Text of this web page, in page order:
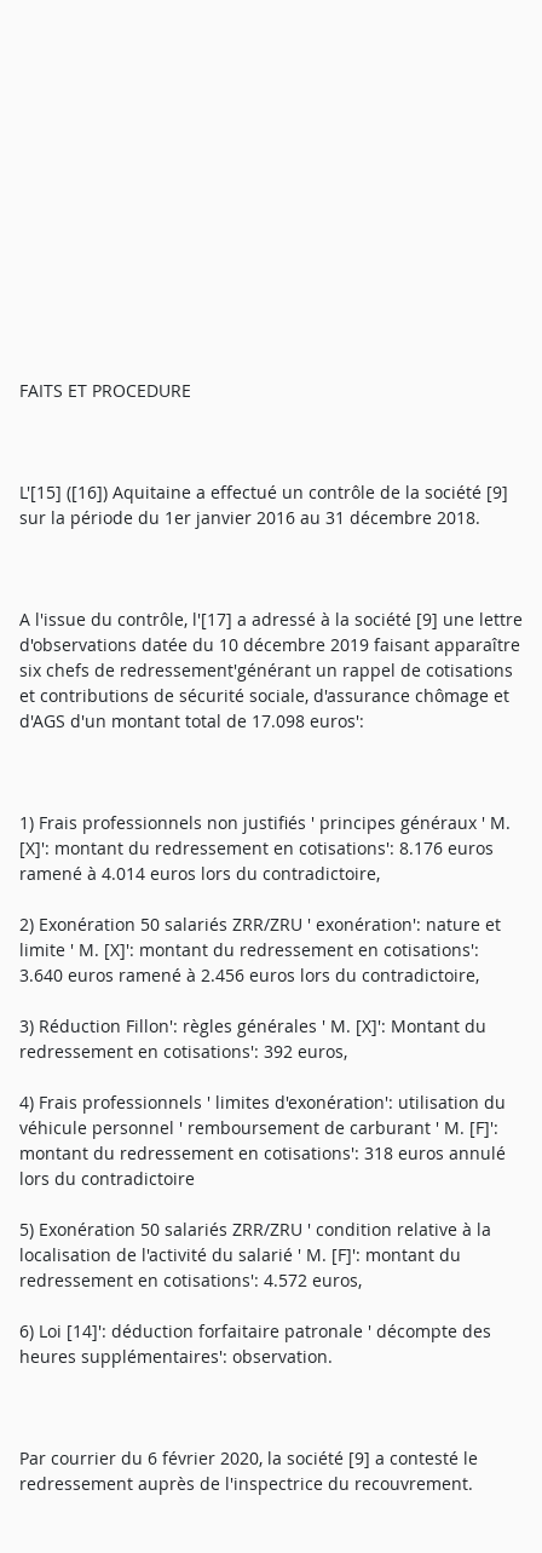
FAITS ET PROCEDURE
L'[15] ([16]) Aquitaine a effectué un contrôle de la société [9]
sur la période du 1er janvier 2016 au 31 décembre 2018.
A l'issue du contrôle, l'[17] a adressé à la société [9] une lettre
d'observations datée du 10 décembre 2019 faisant apparaître
six chefs de redressement'générant un rappel de cotisations
et contributions de sécurité sociale, d'assurance chômage et
d'AGS d'un montant total de 17.098 euros':
1) Frais professionnels non justifiés ' principes généraux ' M.
[X]': montant du redressement en cotisations': 8.176 euros
ramené à 4.014 euros lors du contradictoire,
2) Exonération 50 salariés ZRR/ZRU ' exonération': nature et
limite ' M. [X]': montant du redressement en cotisations':
3.640 euros ramené à 2.456 euros lors du contradictoire,
3) Réduction Fillon': règles générales ' M. [X]': Montant du
redressement en cotisations': 392 euros,
4) Frais professionnels ' limites d'exonération': utilisation du
véhicule personnel ' remboursement de carburant ' M. [F]':
montant du redressement en cotisations': 318 euros annulé
lors du contradictoire
5) Exonération 50 salariés ZRR/ZRU ' condition relative à la
localisation de l'activité du salarié ' M. [F]': montant du
redressement en cotisations': 4.572 euros,
6) Loi [14]': déduction forfaitaire patronale ' décompte des
heures supplémentaires': observation.
Par courrier du 6 février 2020, la société [9] a contesté le
redressement auprès de l'inspectrice du recouvrement.